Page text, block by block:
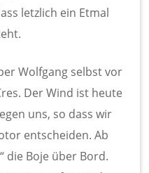
letzlich ein Etmal
Wolfgang selbst vor
Der Wind ist heute
uns, so dass wir
entscheiden. Ab
die Boje über Bord.